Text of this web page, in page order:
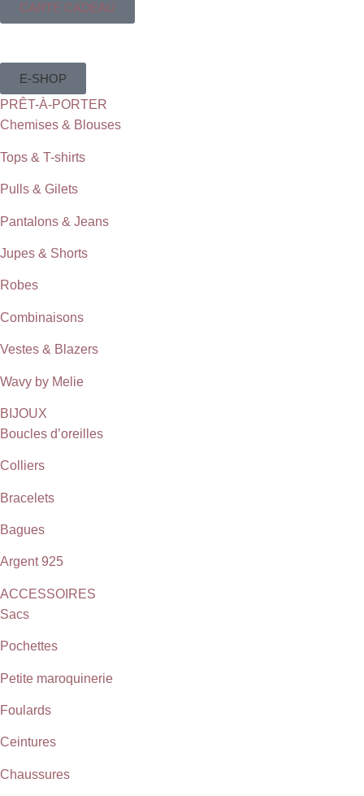
CARTE CADEAU
E-SHOP
PRÊT-À-PORTER
Chemises & Blouses
Tops & T-shirts
Pulls & Gilets
Pantalons & Jeans
Jupes & Shorts
Robes
Combinaisons
Vestes & Blazers
Wavy by Melie
BIJOUX
Boucles d’oreilles
Colliers
Bracelets
Bagues
Argent 925
ACCESSOIRES
Sacs
Pochettes
Petite maroquinerie
Foulards
Ceintures
Chaussures